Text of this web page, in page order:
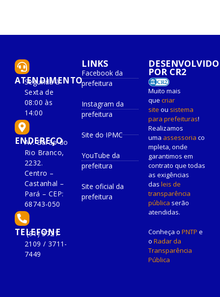
ATENDIMENTO
Segunda à
Sexta de
08:00 às
14:00
ENDEREÇO
Av. Barão do
Rio Branco,
2232.
Centro –
Castanhal –
Pará – CEP:
68743-050
TELEFONE
(91) 3721-
2109 / 3711-
7449
LINKS
Facebook da
prefeitura
Instagram da
prefeitura
Site do IPMC
YouTube da
prefeitura
Site oficial da
prefeitura
DESENVOLVIDO
POR CR2
Muito mais
que criar
site ou sistema
para prefeituras!
Realizamos
uma assessoria co
mpleta, onde
garantimos em
contrato que todas
as exigências
das leis de
transparência
pública serão
atendidas.
Conheça o PNTP e
o Radar da
Transparência
Pública